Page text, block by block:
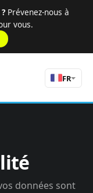
Prévenez-nous à
vous.
FR
données sont